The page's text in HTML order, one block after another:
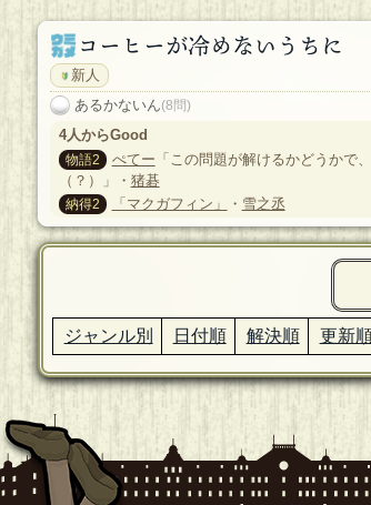
コーヒーが冷めないうちに
新人
あるかないん(8問)
4人からGood
物語2 ぺてー 「この問題が解けるかどうかで
（？）」・ 猪碁
納得2 「マクガフィン」 ・ 雪之丞
ジャンル別 日付順 解決順 更新順